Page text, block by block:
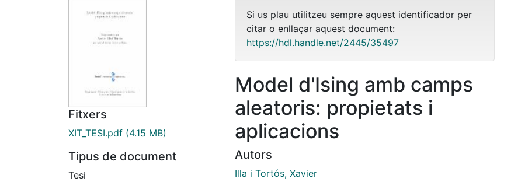
Fitxers
XIT_TESI.pdf (4.15 MB)
Tipus de document
Tesi
Si us plau utilitzeu sempre aquest identificador per
citar o enllaçar aquest document:
https://hdl.handle.net/2445/35497
Model d'Ising amb camps
aleatoris: propietats i
aplicacions
Autors
Illa i Tortós, Xavier